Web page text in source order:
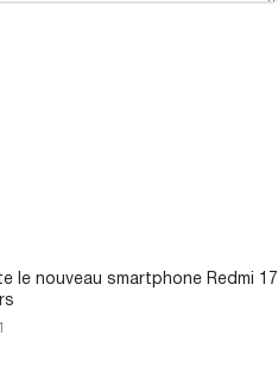
le nouveau smartphone Redmi 17